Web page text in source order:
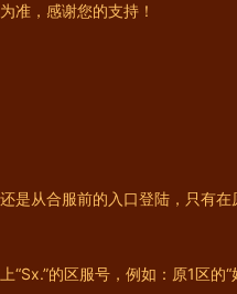
准，感谢您的支持！
是从合服前的入口登陆，只有
“Sx.”的区服号，例如：原1区的“